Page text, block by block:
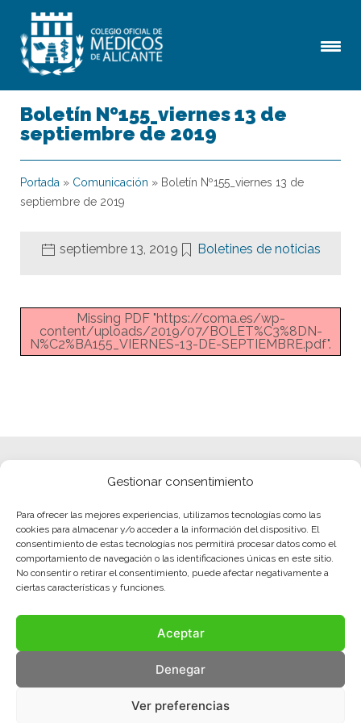
Gestionar consentimiento
Para ofrecer las mejores experiencias, utilizamos tecnologías como las
cookies para almacenar y/o acceder a la información del dispositivo. El
consentimiento de estas tecnologías nos permitirá procesar datos como el
comportamiento de navegación o las identificaciones únicas en este sitio.
No consentir o retirar el consentimiento, puede afectar negativamente a
ciertas características y funciones.
Aceptar
Denegar
Ver preferencias
Boletín Nº155_viernes 13 de
septiembre de 2019
Portada » Comunicación » Boletín Nº155_viernes 13 de
septiembre de 2019
septiembre 13, 2019 Boletines de noticias
Missing PDF "https://coma.es/wp-
content/uploads/2019/07/BOLET%C3%8DN-
N%C2%BA155_VIERNES-13-DE-SEPTIEMBRE.pdf".